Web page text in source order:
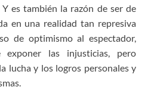
es también la razón de ser de
en una realidad tan represiva
de optimismo al espectador,
exponer las injusticias, pero
lucha y los logros personales y